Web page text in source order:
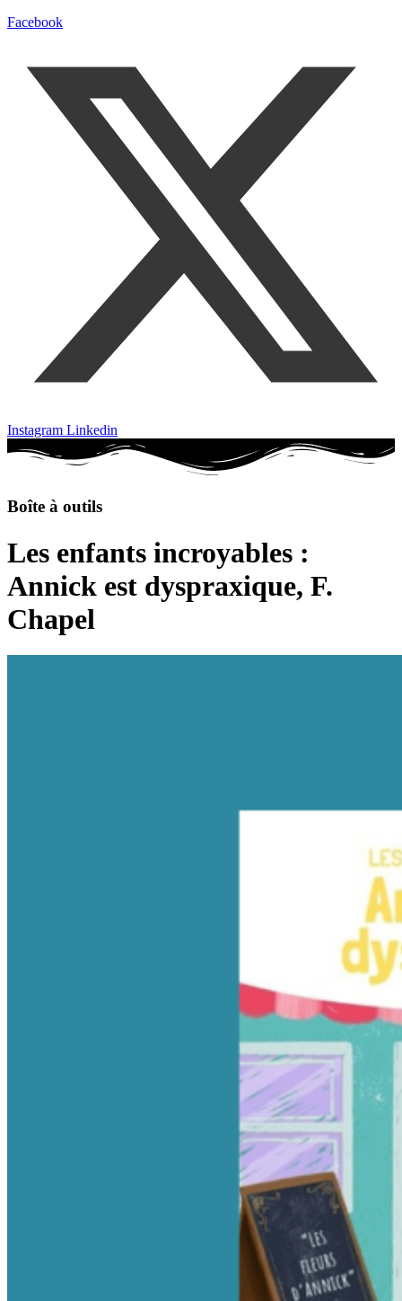
Facebook
Instagram Linkedin
Boîte à outils
Les enfants incroyables :
Annick est dyspraxique, F.
Chapel